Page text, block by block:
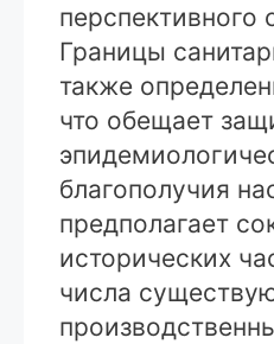
перспективного
Границы
также
что обещает
благополучия
предполагает
исторических
числа